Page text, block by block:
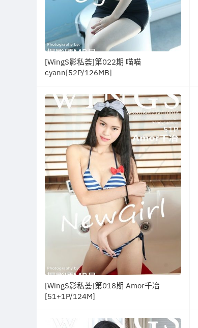
[WingS影私荟]第022期 喵喵
cyann[52P/126MB]
[WingS影私荟]第018期 Amor千冶
[51+1P/124M]